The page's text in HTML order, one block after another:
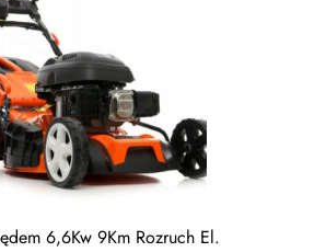
6,6Kw 9Km Rozruch El.